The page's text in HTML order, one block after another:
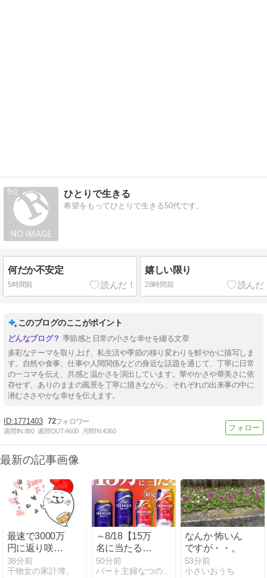
6 ひとりで生きる
希望をもってひとりで生きる50代です。
何だか不安定
5時間前
嬉しい限り
28時間前
このブログのここがポイント
季節感と日常の小さな幸せを綴る文章
多彩なテーマを取り上げ、私生活や季節の移り変わりを鮮やかに描写しま
す。自然や食事、仕事や人間関係などの身近な話題を通じて、丁寧に日常
の一コマを伝え、共感と温かさを演出しています。華やかさや華美さに依
存せず、ありのままの風景を丁寧に描きながら、それぞれの出来事の中に
潜むささやかな幸せを伝えます。
1771403 72
週間IN:880 週間OUT:4600 月間IN:4260
最新の記事画像
最速で3000万
円に返り咲い
た女！
38分前
干物女の家計簿。
～8/18【15万
名に当たる】
プレモル時の
誘惑｜～
50分前
パート主婦なつの節約ブログ
なんか 怖いん
ですが・・。
53分前
小さいおうち